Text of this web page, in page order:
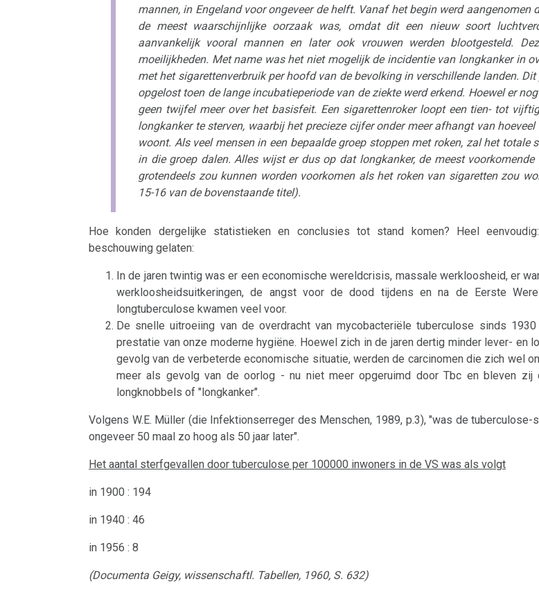
mannen, in Engeland voor ongeveer de helft. Vanaf het begin werd aangenomen
de meest waarschijnlijke oorzaak was, omdat dit een nieuw soort
aanvankelijk vooral mannen en later ook vrouwen werden blootgesteld.
moeilijkheden. Met name was het niet mogelijk de incidentie van longkanker in
met het sigarettenverbruik per hoofd van de bevolking in verschillende landen.
opgelost toen de lange incubatieperiode van de ziekte werd erkend. Hoewel er
geen twijfel meer over het basisfeit. Een sigarettenroker loopt een tien- tot
longkanker te sterven, waarbij het precieze cijfer onder meer afhangt van
woont. Als veel mensen in een bepaalde groep stoppen met roken, zal het totale
in die groep dalen. Alles wijst er dus op dat longkanker, de meest voorkomende
grotendeels zou kunnen worden voorkomen als het roken van sigaretten zou
15-16 van de bovenstaande titel).
Hoe konden dergelijke statistieken en conclusies tot stand komen? Heel
beschouwing gelaten:
In de jaren twintig was er een economische wereldcrisis, massale werkloosheid, er
werkloosheidsuitkeringen, de angst voor de dood tijdens en na de Eerste
longtuberculose kwamen veel voor.
De snelle uitroeiing van de overdracht van mycobacteriële tuberculose sinds
prestatie van onze moderne hygiëne. Hoewel zich in de jaren dertig minder lever- en
gevolg van de verbeterde economische situatie, werden de carcinomen die zich wel
meer als gevolg van de oorlog - nu niet meer opgeruimd door Tbc en bleven zij
longknobbels of "longkanker".
Volgens W.E. Müller (die Infektionserreger des Menschen, 1989, p.3), "was de
ongeveer 50 maal zo hoog als 50 jaar later".
Het aantal sterfgevallen door tuberculose per 100000 inwoners in de VS was als volgt
in 1900 : 194
in 1940 : 46
in 1956 : 8
(Documenta Geigy, wissenschaftl. Tabellen, 1960, S. 632)